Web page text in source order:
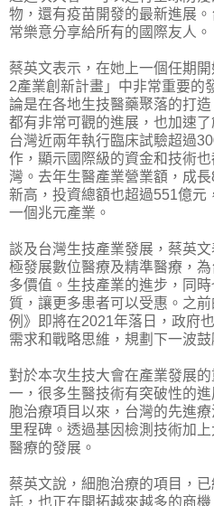
物，還有疫苗開發的最新進展
常樂意分享給所有的國際友人。
蔡英文表示，在她上一個任期
2產業創新計畫」中非常重要的
論是在各地生技醫藥聚落的打
都有非常可觀的進展，也加速
台灣近兩年執行臨床試驗超過
作，顯示國際級的資金和技術
灣。去年生醫產業營業額，成
新高，投資總額也超過551億元
一個兆元產業。
談及台灣生技產業發展，蔡英
極發展數位醫療及精準醫療，
多價值。生技產業的進步，同
質，讓更多患者可以受惠。之
例》即將在2021年落日，政府
需求和戰略思維，規劃下一波
對於本次生技大會在產業發展
一，很多生醫技術有突破性的
胞治療項目以來，台灣的先進
里程碑。透過基因檢測技術加
醫療的發展。
蔡英文說，細胞治療的項目，
託，也正在開拓越來越多的商